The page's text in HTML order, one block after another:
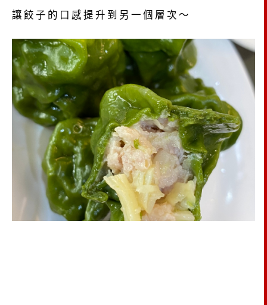
讓餃子的口感提升到另一個層次～